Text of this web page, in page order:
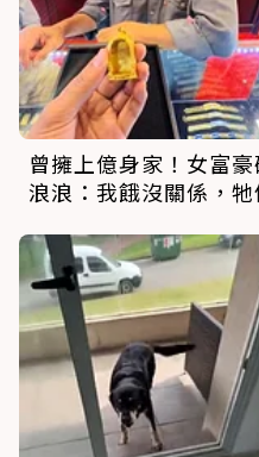
曾擁上億身家！女富
浪浪：我餓沒關係，